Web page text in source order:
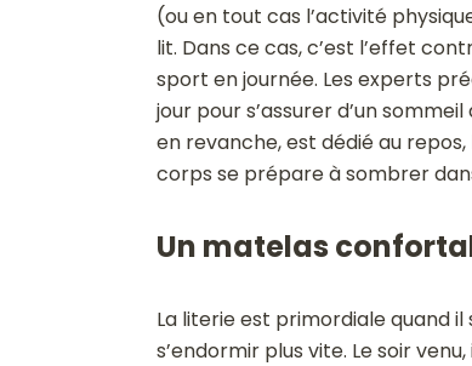
(ou en tout cas l’activité
lit. Dans ce cas, c’est l’effet
sport en journée. Les experts
jour pour s’assurer d’un
en revanche, est dédié au
corps se prépare à sombrer
Un matelas
La literie est primordiale quand il
s’endormir plus vite. Le soir